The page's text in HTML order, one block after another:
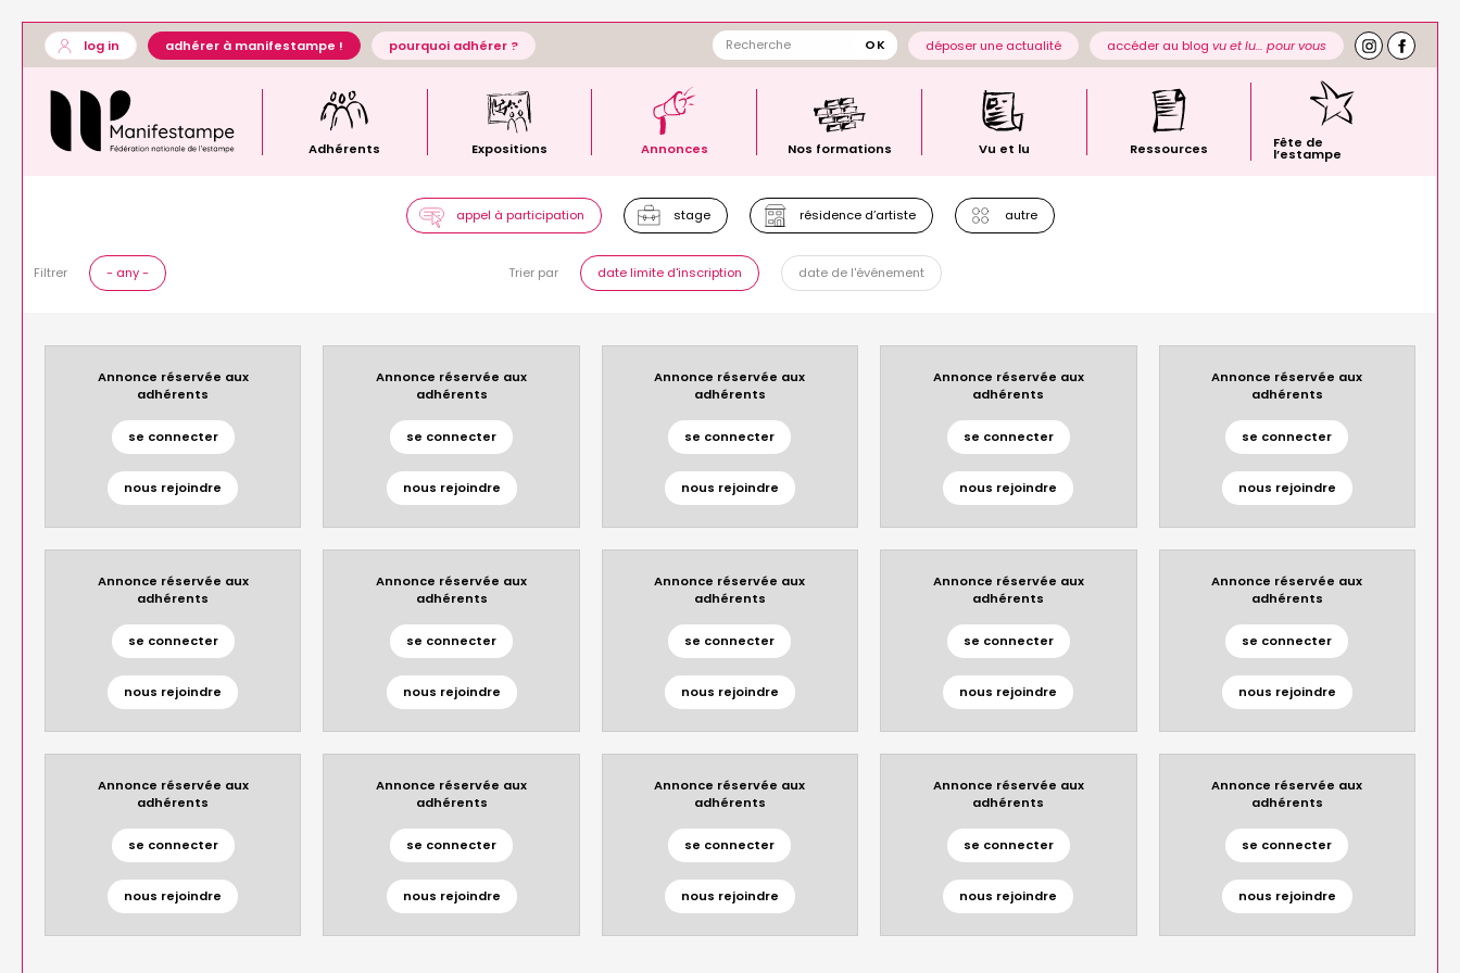
Skip
content
User
account
menu
log in adhérer à manifestampe ! pourquoi adhérer ? déposer une actualité accéder au blog vu et lu… pour vous
—
menu
principal
Adhérents Expositions Annonces Nos formations Vu et lu Ressources Fête de
l’estampe
appel à participation stage résidence d’artiste autre
Filtrer - any - Trier par date limite d'inscription date de l'événement
Annonce réservée aux
adhérents
se connecter
nous rejoindre
Annonce réservée aux
adhérents
se connecter
nous rejoindre
Annonce réservée aux
adhérents
se connecter
nous rejoindre
Annonce réservée aux
adhérents
se connecter
nous rejoindre
Annonce réservée aux
adhérents
se connecter
nous rejoindre
Annonce réservée aux
adhérents
se connecter
nous rejoindre
Annonce réservée aux
adhérents
se connecter
nous rejoindre
Annonce réservée aux
adhérents
se connecter
nous rejoindre
Annonce réservée aux
adhérents
se connecter
nous rejoindre
Annonce réservée aux
adhérents
se connecter
nous rejoindre
Annonce réservée aux
adhérents
se connecter
nous rejoindre
Annonce réservée aux
adhérents
se connecter
nous rejoindre
Annonce réservée aux
adhérents
se connecter
nous rejoindre
Annonce réservée aux
adhérents
se connecter
nous rejoindre
Annonce réservée aux
adhérents
se connecter
nous rejoindre